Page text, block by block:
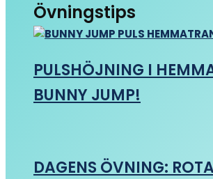
Övningstips
PULSHÖJNING I
BUNNY JUMP!
DAGENS ÖVNING: